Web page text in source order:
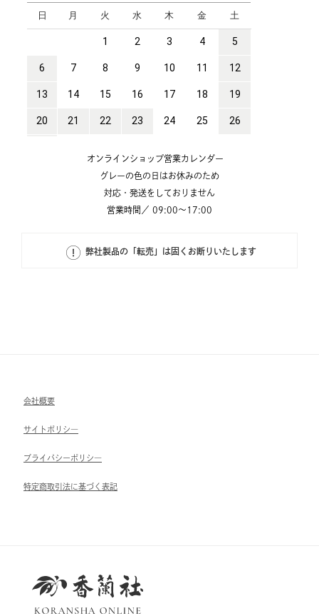
オンラインショップ営業カレンダー
グレーの色の日はお休みのため
対応・発送をしておりません
営業時間／ 09:00～17:00
弊社製品の「転売」は固くお断りいたします
会社概要
サイトポリシ―
ブライパシーポリシ―
特定商取引法に基づく表記